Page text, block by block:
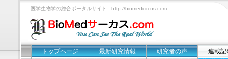
医学生物学の総合ポータルサイト - http://biomedcircus.com
トップページ 最新研究情報 研究者の声 連載記